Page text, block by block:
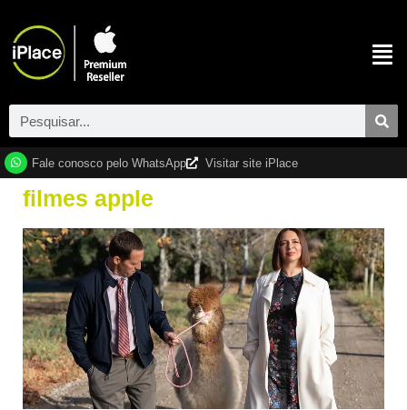
Fale conosco pelo WhatsApp Visitar site iPlace
filmes apple